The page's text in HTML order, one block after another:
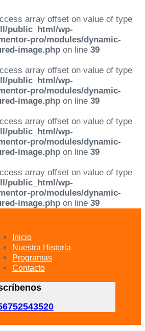
array offset on value of type
public_html/wp-
pro/modules/dynamic-
image.php on line 39
array offset on value of type
public_html/wp-
pro/modules/dynamic-
image.php on line 39
array offset on value of type
public_html/wp-
pro/modules/dynamic-
image.php on line 39
array offset on value of type
public_html/wp-
pro/modules/dynamic-
image.php on line 39
Inicio
Nuestra Historia
Programas
Contacto